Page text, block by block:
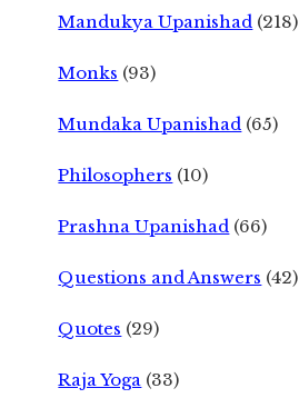
Mandukya Upanishad (218)
Monks (93)
Mundaka Upanishad (65)
Philosophers (10)
Prashna Upanishad (66)
Questions and Answers (42)
Quotes (29)
Raja Yoga (33)